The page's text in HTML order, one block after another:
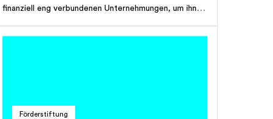
finanziell eng verbundenen Unternehmungen, um ihnen
berufliche Ausbildung zu ermöglichen.
Förderstiftung